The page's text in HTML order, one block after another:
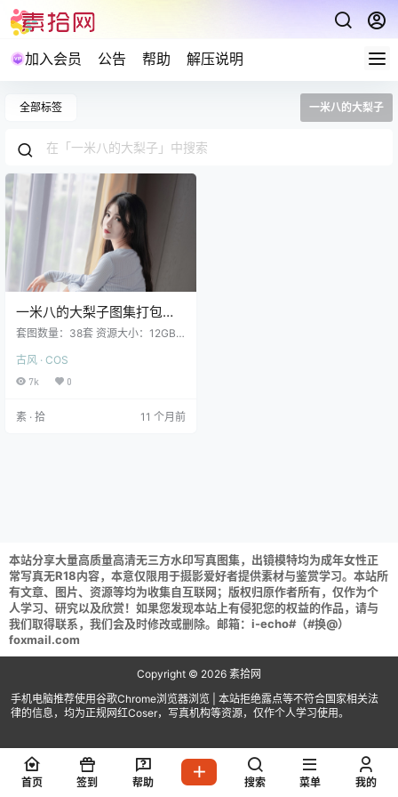
加入会员 公告 帮助 解压说明
全部标签 一米八的大梨子
一米八的大梨子图集打包下
载38套 12GB
套图数量：38套 资源大小：12GB
[18P 176MB] 一米八的大梨子 NO.0
37 复活黑 [27P 132MB] 一米八的
[23P 177MB] 一米八的大梨子 NO.0
古风 · COS
7k 0
素 · 拾 11 个月前
本站分享大量高质量高清无三方水印写真图集，出镜模特均为成年女性正
常写真无R18内容，本意仅限用于摄影爱好者提供素材与鉴赏学习。本站所
有文章、图片、资源等均为收集自互联网；版权归原作者所有，仅作为个
人学习、研究以及欣赏！如果您发现本站上有侵犯您的权益的作品，请与
我们取得联系，我们会及时修改或删除。邮箱：i-echo#（#换@）
foxmail.com
Copyright © 2026 素拾网
手机电脑推荐使用谷歌Chrome浏览器浏览 | 本站拒绝露点等不符合国家相关法
律的信息，均为正规网红Coser，写真机构等资源，仅作个人学习使用。
首页 签到 帮助 搜索 菜单 我的